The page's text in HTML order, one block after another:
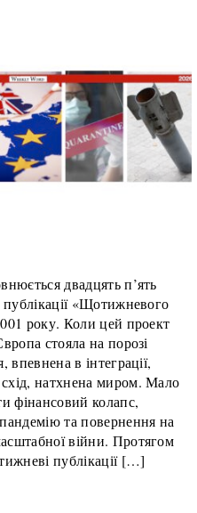
двадцять п’ять
«Щотижневого
року. Коли цей проект
стояла на порозі
впевнена в інтеграції,
натхнена миром. Мало
фінансовий колапс,
та повернення на
війни. Протягом
публікації […]